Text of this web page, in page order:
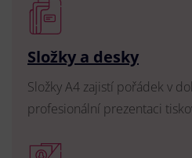
Složky a desky
Složky A4 zajistí pořádek v
profesionální prezentaci